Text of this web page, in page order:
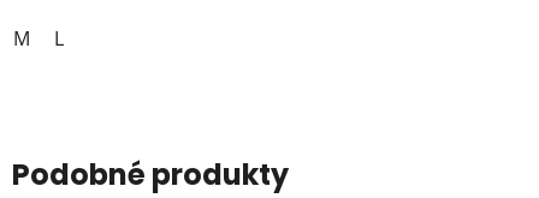
M L
Podobné produkty